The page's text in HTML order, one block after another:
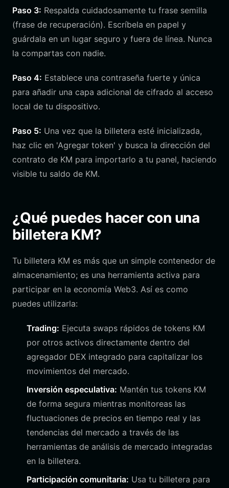
Paso 3: Respalda cuidadosamente tu frase semilla
(frase de recuperación). Escríbela en papel y
guárdala en un lugar seguro y fuera de línea. Nunca
la compartas con nadie.
Paso 4: Establece una contraseña fuerte y única
para añadir una capa adicional de cifrado al acceso
local de tu dispositivo.
Paso 5: Una vez que la billetera esté inicializada,
haz clic en 'Agregar token' y busca la dirección del
contrato de KM para importarlo a tu panel, haciendo
visible tu saldo de KM.
¿Qué puedes hacer con una
billetera KM?
Tu billetera KM es más que un simple contenedor de
almacenamiento; es una herramienta activa para
participar en la economía Web3. Así es como
puedes utilizarla:
Trading: Ejecuta swaps rápidos de tokens KM
por otros activos directamente dentro del
agregador DEX integrado para capitalizar los
movimientos del mercado.
Inversión especulativa: Mantén tus tokens KM
de forma segura mientras monitoreas las
fluctuaciones de precios en tiempo real y las
tendencias del mercado a través de las
herramientas de análisis de mercado integradas
en la billetera.
Participación comunitaria: Usa tu billetera para